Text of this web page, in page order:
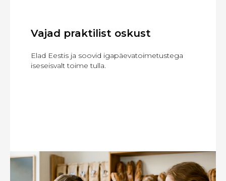
Vajad praktilist oskust
Elad Eestis ja soovid igapäevatoimetustega
iseseisvalt toime tulla.